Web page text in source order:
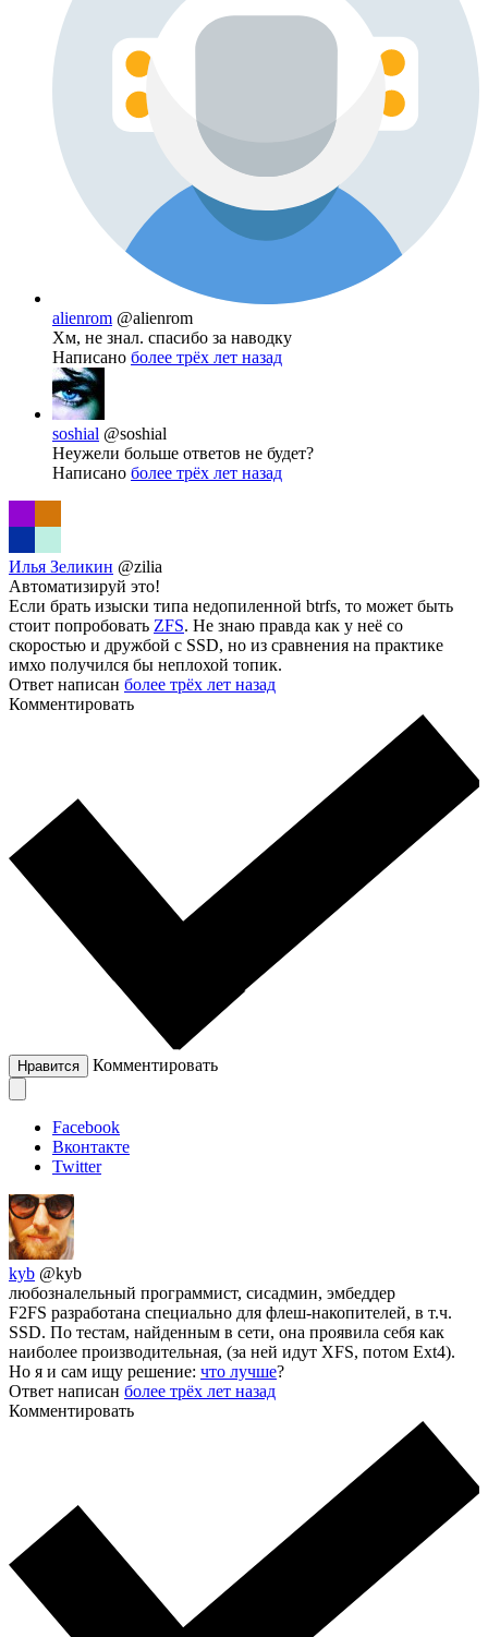
alienrom @alienrom
Хм, не знал. спасибо за наводку
Написано более трёх лет назад
soshial @soshial
Неужели больше ответов не будет?
Написано более трёх лет назад
Илья Зеликин @zilia
Автоматизируй это!
Если брать изыски типа недопиленной btrfs, то может быть
стоит попробовать ZFS. Не знаю правда как у неё со
скоростью и дружбой с SSD, но из сравнения на практике
имхо получился бы неплохой топик.
Ответ написан более трёх лет назад
Комментировать
Нравится Комментировать
Facebook
Вконтакте
Twitter
kyb @kyb
любозналельный программист, сисадмин, эмбеддер
F2FS разработана специально для флеш-накопителей, в т.ч.
SSD. По тестам, найденным в сети, она проявила себя как
наиболее производительная, (за ней идут XFS, потом Ext4).
Но я и сам ищу решение: что лучше?
Ответ написан более трёх лет назад
Комментировать